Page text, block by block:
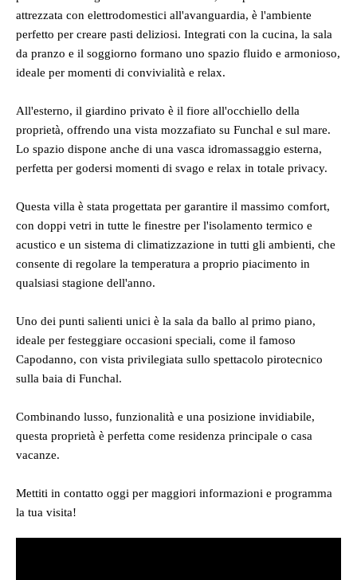
attrezzata con elettrodomestici all'avanguardia, è l'ambiente
perfetto per creare pasti deliziosi. Integrati con la cucina, la sala
da pranzo e il soggiorno formano uno spazio fluido e armonioso,
ideale per momenti di convivialità e relax.
All'esterno, il giardino privato è il fiore all'occhiello della
proprietà, offrendo una vista mozzafiato su Funchal e sul mare.
Lo spazio dispone anche di una vasca idromassaggio esterna,
perfetta per godersi momenti di svago e relax in totale privacy.
Questa villa è stata progettata per garantire il massimo comfort,
con doppi vetri in tutte le finestre per l'isolamento termico e
acustico e un sistema di climatizzazione in tutti gli ambienti, che
consente di regolare la temperatura a proprio piacimento in
qualsiasi stagione dell'anno.
Uno dei punti salienti unici è la sala da ballo al primo piano,
ideale per festeggiare occasioni speciali, come il famoso
Capodanno, con vista privilegiata sullo spettacolo pirotecnico
sulla baia di Funchal.
Combinando lusso, funzionalità e una posizione invidiabile,
questa proprietà è perfetta come residenza principale o casa
vacanze.
Mettiti in contatto oggi per maggiori informazioni e programma
la tua visita!